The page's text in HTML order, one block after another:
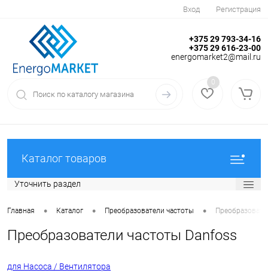
Вход Регистрация
+375 29 793-34-16
+375 29 616-23-00
energomarket2@mail.ru
0
Каталог товаров
Уточнить раздел
Главная • Каталог • Преобразователи частоты •
Преобразователи частоты Danfoss
для Насоса / Вентилятора